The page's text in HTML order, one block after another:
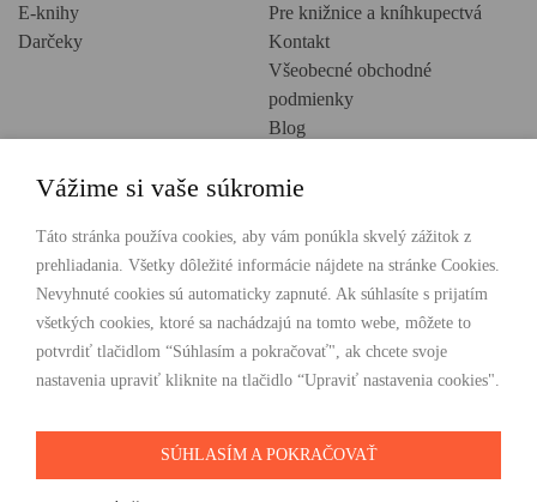
E-knihy
Darčeky
Pre knižnice a kníhkupectvá
Kontakt
Všeobecné obchodné
podmienky
Blog
Creative Europe
POHODLNÉ NAKUPOVANIE
Odosielame ihneď nasledujúci pracovný deň
Doprava zdarma už od 49 €
PLATBY
Vážime si vaše súkromie
Táto stránka používa cookies, aby vám ponúkla skvelý zážitok z
prehliadania. Všetky dôležité informácie nájdete na stránke Cookies.
Nevyhnuté cookies sú automaticky zapnuté. Ak súhlasíte s prijatím
všetkých cookies, ktoré sa nachádzajú na tomto webe, môžete to
potvrdiť tlačidlom “Súhlasím a pokračovať", ak chcete svoje
nastavenia upraviť kliknite na tlačidlo “Upraviť nastavenia cookies".
SÚHLASÍM A POKRAČOVAŤ